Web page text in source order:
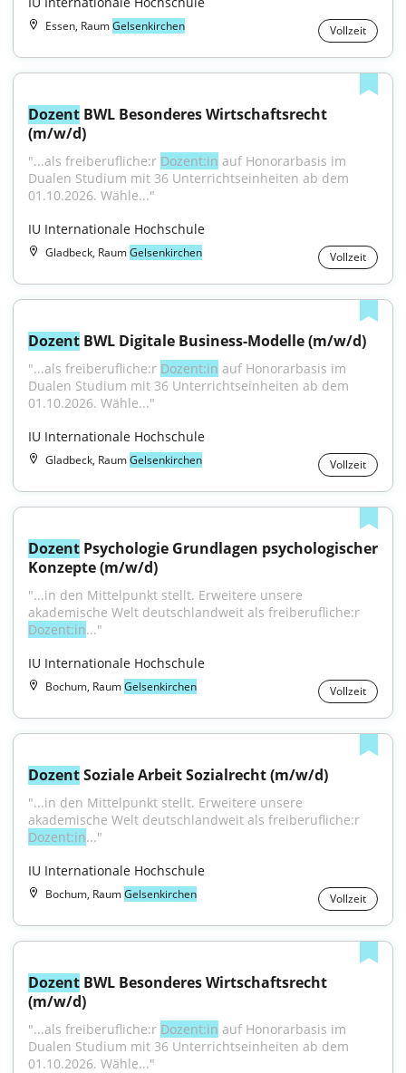
Essen, RaumGelsenkirchen Vollzeit
Dozent BWL Besonderes Wirtschaftsrecht
(m/w/d)
"...als freiberufliche:r Dozent:in auf Honorarbasis im
Dualen Studium mit 36 Unterrichtseinheiten ab dem
01.10.2026. Wähle..."
IU Internationale Hochschule
Gladbeck, RaumGelsenkirchen Vollzeit
Dozent BWL Digitale Business-Modelle (m/w/d)
"...als freiberufliche:r Dozent:in auf Honorarbasis im
Dualen Studium mit 36 Unterrichtseinheiten ab dem
01.10.2026. Wähle..."
IU Internationale Hochschule
Gladbeck, RaumGelsenkirchen Vollzeit
Dozent Psychologie Grundlagen psychologischer
Konzepte (m/w/d)
"...in den Mittelpunkt stellt. Erweitere unsere
Dozent:in..."
IU Internationale Hochschule
Bochum, RaumGelsenkirchen Vollzeit
Dozent Soziale Arbeit Sozialrecht (m/w/d)
"...in den Mittelpunkt stellt. Erweitere unsere
Dozent:in..."
IU Internationale Hochschule
Bochum, RaumGelsenkirchen Vollzeit
Dozent BWL Besonderes Wirtschaftsrecht
(m/w/d)
"...als freiberufliche:r Dozent:in auf Honorarbasis im
Dualen Studium mit 36 Unterrichtseinheiten ab dem
01.10.2026. Wähle..."